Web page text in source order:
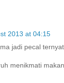
2013 at 04:15
jadi pecal
menikmati